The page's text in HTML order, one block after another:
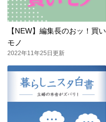
【NEW】編集長のおッ！買い
モノ
2022年11年25日更新